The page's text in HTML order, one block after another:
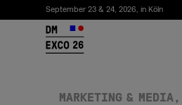
September 23 & 24, 2026, in Köln
26
MARKETING & MEDIA